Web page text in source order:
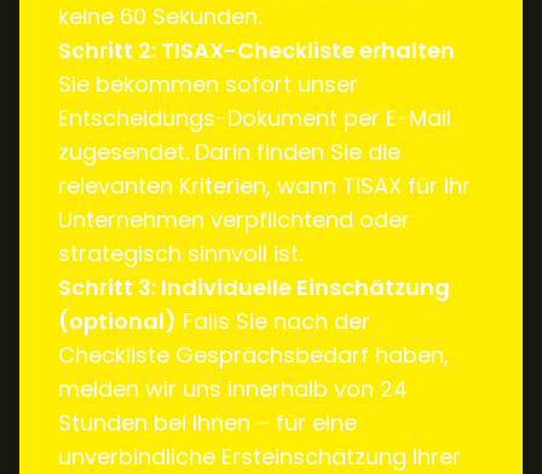
keine 60 Sekunden.
Schritt 2: TISAX-Checkliste erhalten
Sie bekommen sofort unser
Entscheidungs-Dokument per E-Mail
zugesendet. Darin finden Sie die
relevanten Kriterien, wann TISAX für Ihr
Unternehmen verpflichtend oder
strategisch sinnvoll ist.
Schritt 3: Individuelle Einschätzung
(optional) Falls Sie nach der
Checkliste Gesprächsbedarf haben,
melden wir uns innerhalb von 24
Stunden bei Ihnen – für eine
unverbindliche Ersteinschätzung Ihrer